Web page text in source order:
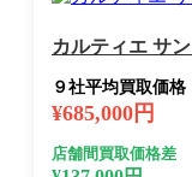
カルティエ サ
９社平均買取価格
¥685,000円
店舗間買取価格差